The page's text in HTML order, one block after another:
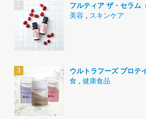
フルティア ザ・セラム
美容
スキンケア
ウルトラフーズ プロテ
食
健康食品